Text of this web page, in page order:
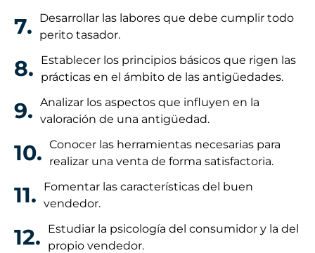
7.
Desarrollar las labores que debe cumplir todo
perito tasador.
8.
Establecer los principios básicos que rigen las
prácticas en el ámbito de las antigüedades.
9. Analizar los aspectos que influyen en la
valoración de una antigüedad.
10. Conocer las herramientas necesarias para
realizar una venta de forma satisfactoria.
11.
Fomentar las características del buen
vendedor.
12.
Estudiar la psicología del consumidor y la del
propio vendedor.